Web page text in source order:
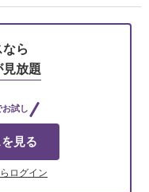
ら
放題
お試し
見る
ログイン